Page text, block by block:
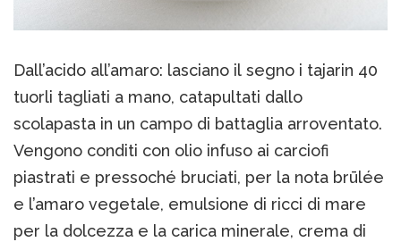
Dall’acido all’amaro: lasciano il segno i tajarin 40
tuorli tagliati a mano, catapultati dallo
scolapasta in un campo di battaglia arroventato.
Vengono conditi con olio infuso ai carciofi
piastrati e pressoché bruciati, per la nota brūlée
e l’amaro vegetale, emulsione di ricci di mare
per la dolcezza e la carica minerale, crema di